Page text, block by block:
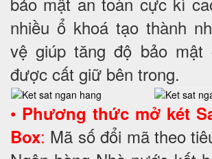
nhiều ổ khoá tạo thành
vệ giúp tăng độ bảo mật
được cất giữ bên trong.
• Phương thức mở két
Box: Mã số đổi mã theo